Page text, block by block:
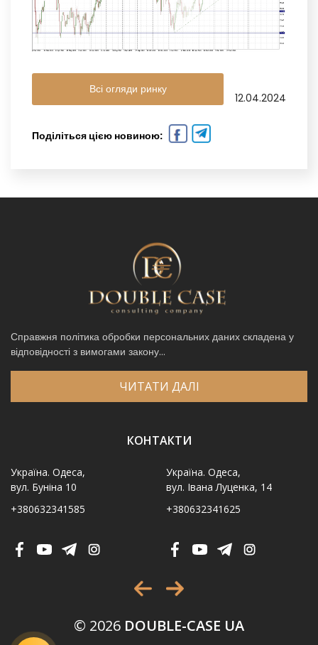
Всі огляди ринку
12.04.2024
Поділіться цією новиною:
Справжня політика обробки персональних даних складена у
відповідності з вимогами закону...
ЧИТАТИ ДАЛІ
КОНТАКТИ
Україна. Одеса,
вул. Буніна 10
+380632341585
Україна. Одеса,
вул. Івана Луценка, 14
+380632341625
© 2026 DOUBLE-CASE UA